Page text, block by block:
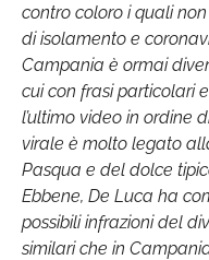
contro coloro i quali
di isolamento e
Campania è ormai
cui con frasi particolari
l’ultimo video in ordine
virale è molto legato
Pasqua e del dolce
Ebbene, De Luca ha
possibili infrazioni del
similari che in